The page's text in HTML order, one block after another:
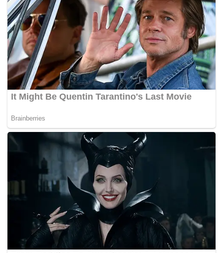
“Sejak seri reguler terakhir di Pontianak, kondisi
beberapa pemain agak menurun dan ada yang cedera
sehingga kami tidak bisa berlatih full tim. Tetapi
memang fokus dan semangat tim kurang maksimal
pada laga hari ini,” kata Pelatih Jakarta Bhayangkara
Presisi Riedel Toiran Gonzales Toiran,.
Asisten Pelatih LavAni Samsul Jais mengatakan
kekuatan servis menjadi kunci timnya menekan
pertahanan Bhayangkara Presisi. Ia menilai lawannya
memiliki kelemahan pada receive.
“Hari ini kami bermain sangat solid, baik dalam
menyerang maupun bertahan. Servis dan receive yang
bagus menjadi kunci dalam permainan bola voli
modern, itu terbukti pada pertandingan hari ini,” kata
Jais.(*)